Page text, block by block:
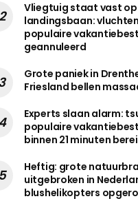
Vliegtuig staat vast op
landingsbaan:
populaire
geannuleerd
Grote paniek in
Friesland bellen
Experts slaan alarm:
populaire
binnen 21 minuten
Heftig: grote
uitgebroken in
blushelikopters